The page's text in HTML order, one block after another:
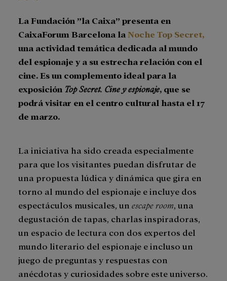
La Fundación ”la Caixa” presenta en
CaixaForum Barcelona la Noche Top Secret,
una actividad temática dedicada al mundo
del espionaje y a su estrecha relación con el
cine. Es un complemento ideal para la
exposición Top Secret. Cine y espionaje, que se
podrá visitar en el centro cultural hasta el 17
de marzo.
La iniciativa ha sido creada especialmente
para que los visitantes puedan disfrutar de
una propuesta lúdica y dinámica que gira en
torno al mundo del espionaje e incluye dos
espectáculos musicales, un escape room, una
degustación de tapas, charlas inspiradoras,
un espacio de lectura con dos expertos del
mundo literario del espionaje e incluso un
juego de preguntas y respuestas con
anécdotas y curiosidades sobre este universo.